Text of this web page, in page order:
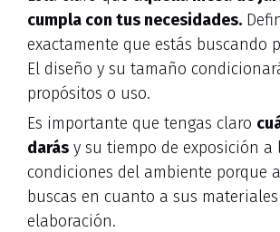
cumpla con tus necesidades.
exactamente que estás buscando
El diseño y su tamaño
propósitos o uso.
Es importante que tengas claro
darás y su tiempo de exposición a
condiciones del ambiente porque
buscas en cuanto a sus
elaboración.